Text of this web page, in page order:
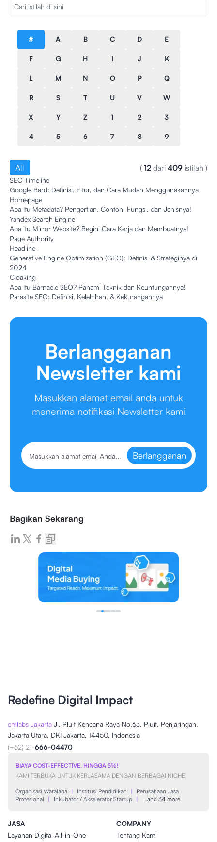
# A B C D E
F G H I J K
L M N O P Q
R S T U V W
X Y Z 1 2 3
4 5 6 7 8 9
All ( 12 dari 409 istilah )
SEO Timeline
Google Bard: Definisi, Fitur, dan Cara Mudah Menggunakannya
Homepage
Apa Itu Metadata? Pengertian, Contoh, Fungsi, dan Jenisnya!
Yandex Search Engine
Apa itu Mirror Website? Begini Cara Kerja dan Membuatnya!
Page Authority
Headline
Generative Engine Optimization (GEO): Definisi & Strateginya di
2024
Cloaking
Apa Itu Barnacle SEO? Pahami Teknik dan Keuntungannya!
Parasite SEO: Definisi, Kelebihan, & Kekurangannya
Berlangganan
Newsletter kami
Masukkan alamat email anda untuk
menerima notifikasi Newsletter kami
Berlangganan
Bagikan Sekarang
Redefine Digital Impact
cmlabs Jakarta Jl. Pluit Kencana Raya No.63, Pluit, Penjaringan,
Jakarta Utara, DKI Jakarta, 14450, Indonesia
(+62) 21-666-04470
BIAYA COST-EFFECTIVE, HINGGA 5%!
KAMI TERBUKA UNTUK KERJASAMA DENGAN BERBAGAI NICHE
Organisasi Waralaba | Institusi Pendidikan |
Perusahaan Jasa
Profesional
| Inkubator / Akselerator Startup | …and 34 more
JASA
Layanan Digital All-in-One
COMPANY
Tentang Kami